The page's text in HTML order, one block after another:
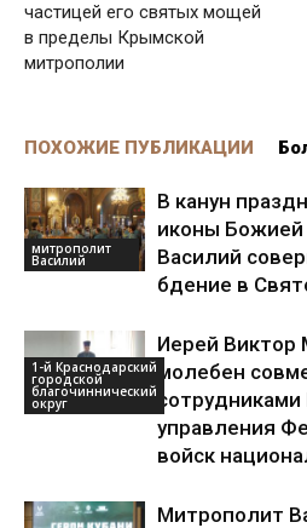
частицей его святых мощей
в пределы Крымской
митрополии
ПОХОЖИЕ ПУБЛИКАЦИИ
митрополит
Василий
В канун
иконы
Василий
бдение в
1-й Краснодарский
городской
благочиннический
округ
Иерей Виктор
молебен
сотрудниками
управления
войск
Митрополит